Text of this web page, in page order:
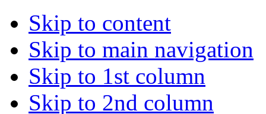
Skip to content
Skip to main navigation
Skip to 1st column
Skip to 2nd column